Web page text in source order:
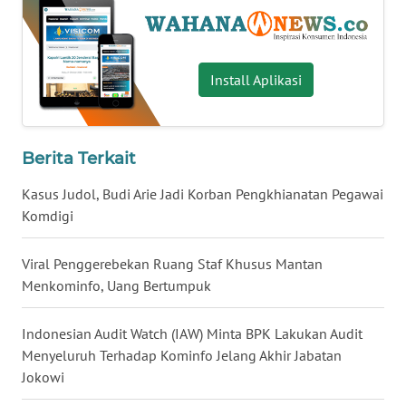
Install Aplikasi
Berita Terkait
Kasus Judol, Budi Arie Jadi Korban Pengkhianatan Pegawai
Komdigi
Viral Penggerebekan Ruang Staf Khusus Mantan
Menkominfo, Uang Bertumpuk
Indonesian Audit Watch (IAW) Minta BPK Lakukan Audit
Menyeluruh Terhadap Kominfo Jelang Akhir Jabatan
Jokowi
WN
BABEL
WN
SUMBAR
WN
WN
WN
LAMPUNG
WN
JATENG